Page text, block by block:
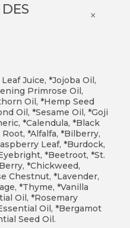
×
Juice, *Jojoba Oil,
Primrose Oil,
Oil, *Hemp Seed
Oil, *Sesame Oil, *Goji
*Calendula, *Black
*Alfalfa, *Bilberry,
Leaf, *Burdock,
*Beetroot, *St.
*Chickweed,
Chestnut, *Lavender,
*Thyme, *Vanilla
Oil, *Rosemary
Oil, *Bergamot
Seed Oil.